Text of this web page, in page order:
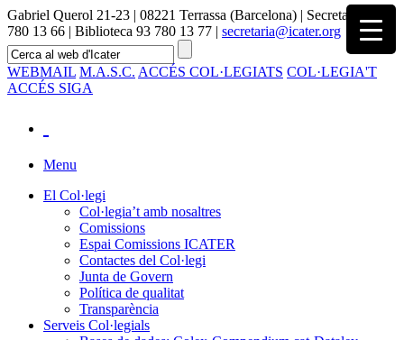
Gabriel Querol 21-23 | 08221 Terrassa (Barcelona) | Secretaria 93
780 13 66 | Biblioteca 93 780 13 77 | secretaria@icater.org
WEBMAIL M.A.S.C. ACCÉS COL·LEGIATS COL·LEGIA'T
ACCÉS SIGA
Menu
El Col·legi
Col·legia’t amb nosaltres
Comissions
Espai Comissions ICATER
Contactes del Col·legi
Junta de Govern
Política de qualitat
Transparència
Serveis Col·legials